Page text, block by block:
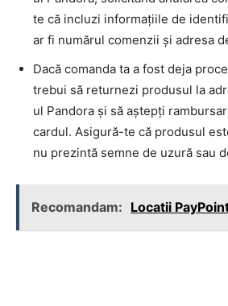
te că incluzi informațiile de
ar fi numărul comenzii și adresa
Dacă comanda ta a fost deja
trebui să returnezi produsul la
ul Pandora și să aștepți
cardul. Asigură-te că produsul
nu prezintă semne de uzură sau
Recomandam: Locatii